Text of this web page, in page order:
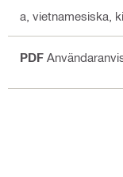
a, vietnamesiska,
PDF